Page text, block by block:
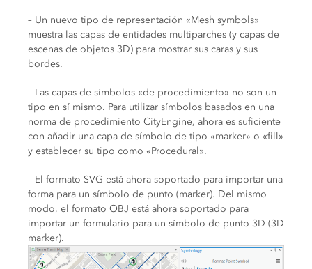
– Un nuevo tipo de representación «Mesh symbols»
muestra las capas de entidades multiparches (y capas de
escenas de objetos 3D) para mostrar sus caras y sus
bordes.
– Las capas de símbolos «de procedimiento» no son un
tipo en sí mismo. Para utilizar símbolos basados en una
norma de procedimiento CityEngine, ahora es suficiente
con añadir una capa de símbolo de tipo «marker» o «fill»
y establecer su tipo como «Procedural».
– El formato SVG está ahora soportado para importar una
forma para un símbolo de punto (marker). Del mismo
modo, el formato OBJ está ahora soportado para
importar un formulario para un símbolo de punto 3D (3D
marker).